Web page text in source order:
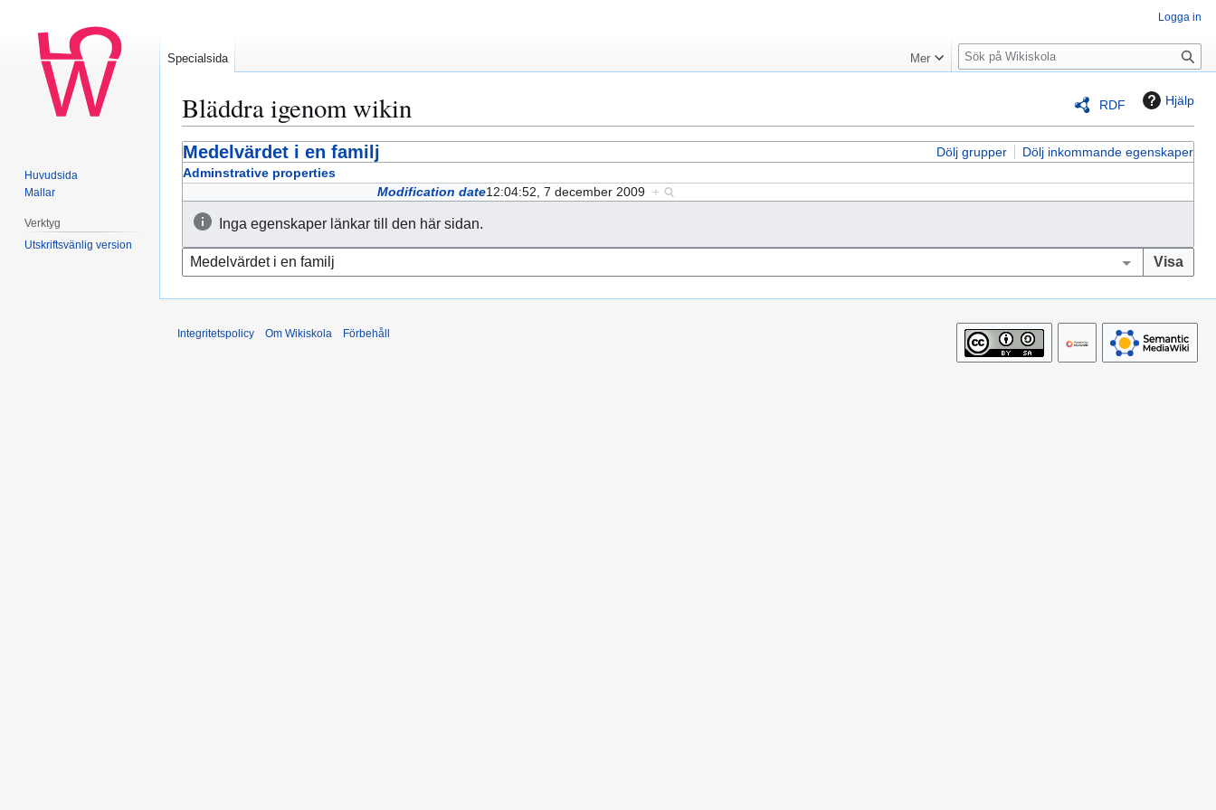
RDF Hjälp
Bläddra igenom wikin
Hoppa
till
Hoppa
till
Medelvärdet i en familj Dölj grupper
Dölj inkommande egenskaper
Adminstrative properties
Modification date12:04:52, 7 december 2009 +
Inga egenskaper länkar till den här sidan.
Logga in
Specialsida Mer
S
ö
Huvudsida
Mallar
Verktyg
Utskriftsvänlig version
Integritetspolicy Om Wikiskola Förbehåll